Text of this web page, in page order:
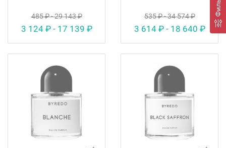
485 ₽ - 29 143 ₽
3 124 ₽ - 17 139 ₽
535 ₽ - 34 574 ₽
3 614 ₽ - 18 640 ₽